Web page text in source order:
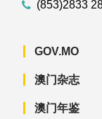
(853)2833
GOV.MO
澳门杂志
澳门年鉴